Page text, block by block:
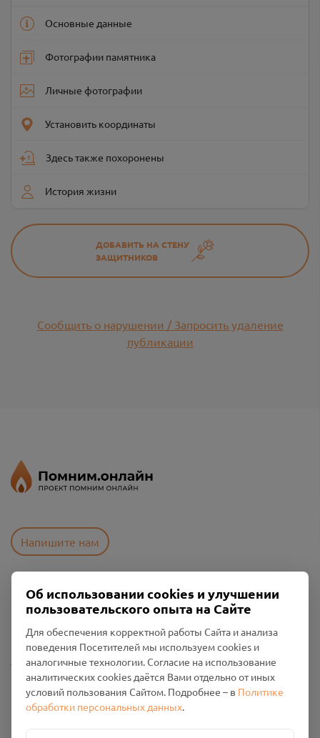
Основные данные
Фотографии памятника
Личные фотографии
Установить координаты
Здесь также похоронены
История жизни
ДОБАВИТЬ НА СТЕНУ
ЗАЩИТНИКОВ
Сообщить о нарушении / Запросить удаление
публикации
Напишите нам
Пользовательское соглашение
Политика конфиденциальности
Промо-материалы
Настройки cookies
Общество с ограниченной ответственностью «Смоленский
Проект Помним»
Об использовании cookies и улучшении
пользовательского опыта на Сайте
Для обеспечения корректной работы Сайта и анализа
поведения Посетителей мы используем cookies и
аналогичные технологии. Согласие на использование
аналитических cookies даётся Вами отдельно от иных
условий пользования Сайтом. Подробнее – в Политике
обработки персональных данных.